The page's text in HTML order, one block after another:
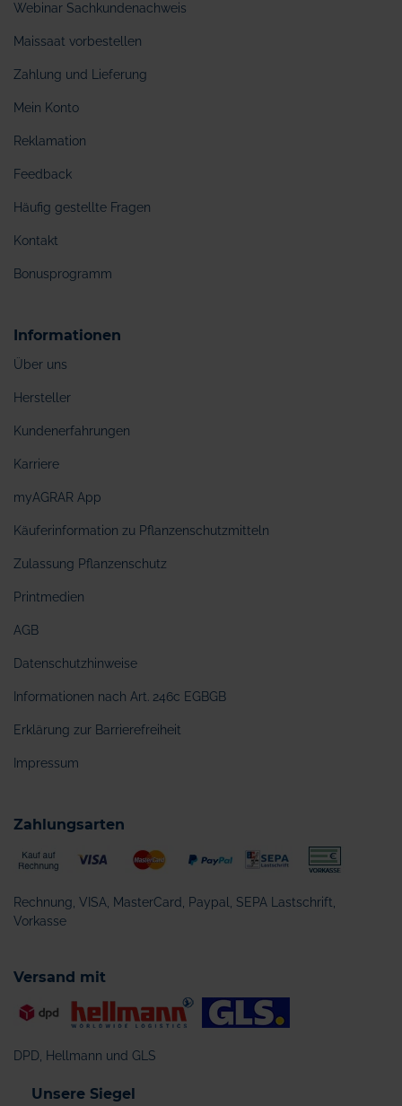
Webinar Sachkundenachweis
Maissaat vorbestellen
Zahlung und Lieferung
Mein Konto
Reklamation
Feedback
Häufig gestellte Fragen
Kontakt
Bonusprogramm
Informationen
Über uns
Hersteller
Kundenerfahrungen
Karriere
myAGRAR App
Käuferinformation zu Pflanzenschutzmitteln
Zulassung Pflanzenschutz
Printmedien
AGB
Datenschutzhinweise
Informationen nach Art. 246c EGBGB
Erklärung zur Barrierefreiheit
Impressum
Zahlungsarten
Rechnung, VISA, MasterCard, Paypal, SEPA Lastschrift,
Vorkasse
Versand mit
DPD, Hellmann und GLS
Unsere Siegel